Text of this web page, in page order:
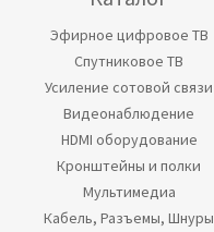
Эфирное цифровое ТВ
Спутниковое ТВ
Усиление сотовой связи
Видеонаблюдение
HDMI оборудование
Кронштейны и полки
Мультимедиа
Кабель, Разъемы, Шнуры